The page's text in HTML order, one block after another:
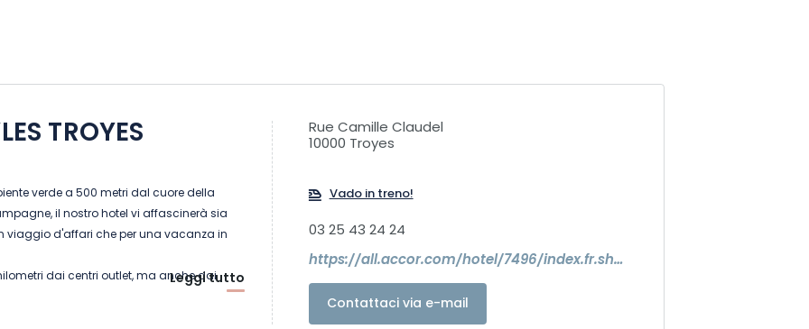
TROYES
verde a 500 metri dal cuore della
il nostro hotel vi affascinerà sia
viaggio d'affari che per una vacanza in
dai centri outlet, ma anche dai
della Foresta d'Oriente e dal parco
Leggi tutto
Rue Camille Claudel
10000 Troyes
Vado in treno!
03 25 43 24 24
https://all.accor.com/hotel/7496/index.fr.shtml
Contattaci via e-mail